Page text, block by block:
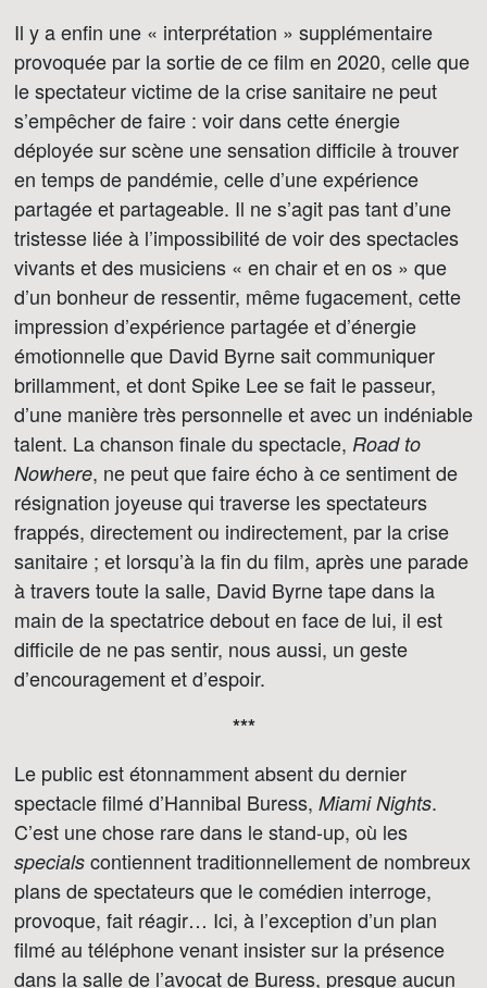
Il y a enfin une « interprétation » supplémentaire
provoquée par la sortie de ce film en 2020, celle que
le spectateur victime de la crise sanitaire ne peut
s’empêcher de faire : voir dans cette énergie
déployée sur scène une sensation difficile à trouver
en temps de pandémie, celle d’une expérience
partagée et partageable. Il ne s’agit pas tant d’une
tristesse liée à l’impossibilité de voir des spectacles
vivants et des musiciens « en chair et en os » que
d’un bonheur de ressentir, même fugacement, cette
impression d’expérience partagée et d’énergie
émotionnelle que David Byrne sait communiquer
brillamment, et dont Spike Lee se fait le passeur,
d’une manière très personnelle et avec un indéniable
talent. La chanson finale du spectacle, Road to
Nowhere, ne peut que faire écho à ce sentiment de
résignation joyeuse qui traverse les spectateurs
frappés, directement ou indirectement, par la crise
sanitaire ; et lorsqu’à la fin du film, après une parade
à travers toute la salle, David Byrne tape dans la
main de la spectatrice debout en face de lui, il est
difficile de ne pas sentir, nous aussi, un geste
d’encouragement et d’espoir.
***
Le public est étonnamment absent du dernier
spectacle filmé d’Hannibal Buress, Miami Nights.
C’est une chose rare dans le stand-up, où les
specials contiennent traditionnellement de nombreux
plans de spectateurs que le comédien interroge,
provoque, fait réagir… Ici, à l’exception d’un plan
filmé au téléphone venant insister sur la présence
dans la salle de l’avocat de Buress, presque aucun